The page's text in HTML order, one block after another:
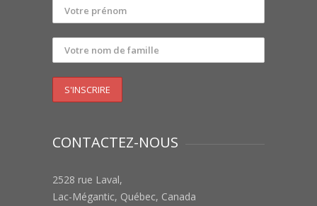
CONTACTEZ-NOUS
2528 rue Laval,
Lac-Mégantic, Québec, Canada